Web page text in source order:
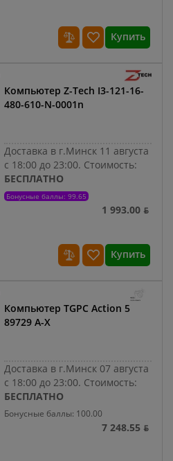
Купить
Компьютер Z-Tech I3-121-16-
480-610-N-0001n
Доставка в г.Минск 11 августа
с 18:00 до 23:00. Стоимость:
БЕСПЛАТНО
Бонусные баллы: 99.65
1 993.00 ƃ
Купить
Компьютер TGPC Action 5
89729 A-X
Доставка в г.Минск 07 августа
с 18:00 до 23:00. Стоимость:
БЕСПЛАТНО
Бонусные баллы: 100.00
7 248.55 ƃ